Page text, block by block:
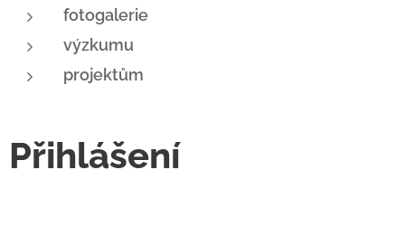
fotogalerie
výzkumu
projektům
Přihlášení